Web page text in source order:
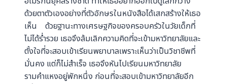
ด้วยตาตัวเองอย่างที่ตัวอักษรในหนังสือได้เสกสร้างให้เธอ
เห็น ด้วยฐานะทางเศรษฐกิจของครอบครัวในวัยเด็กที่
ไม่ได้ร่ำรวย เธอจึงล้มเลิกความคิดที่จะเข้ามหาวิทยาลัยและ
ตั้งใจที่จะสอบเข้าเรียนพยาบาลเพราะเห็นว่าเป็นวิชาชีพที่
มั่นคง แต่ก็ไม่สำเร็จ เธอจึงหันไปเรียนมหาวิทยาลัย
รามคำแหงอยู่พักหนึ่ง ก่อนที่จะสอบเข้ามหาวิทยาลัยอีก